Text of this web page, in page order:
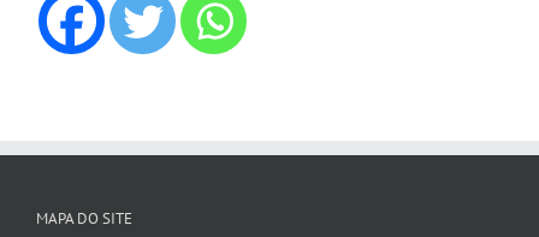
MAPA DO SITE